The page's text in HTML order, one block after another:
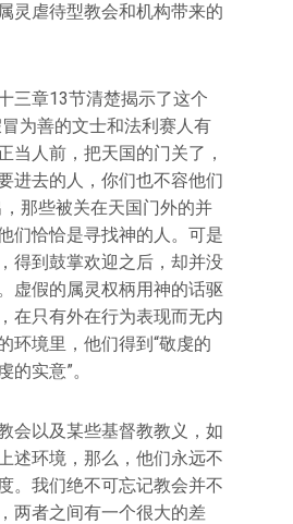
灵虐待型教会和机构带来的
三章13节清楚揭示了这个
为善的文士和法利赛人有
当人前，把天国的门关了，
进去的人，你们也不容他们
那些被关在天国门外的并
们恰恰是寻找神的人。可是
得到鼓掌欢迎之后，却并没
虚假的属灵权柄用神的话驱
在只有外在行为表现而无内
环境里，他们得到“敬虔的
的实意”。
会以及某些基督教教义，如
述环境，那么，他们永远不
。我们绝不可忘记教会并不
两者之间有一个很大的差